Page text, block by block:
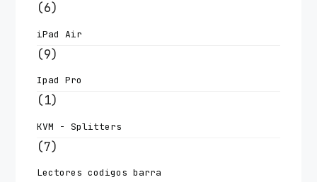
(6)
iPad Air
(9)
Ipad Pro
(1)
KVM - Splitters
(7)
Lectores codigos barra